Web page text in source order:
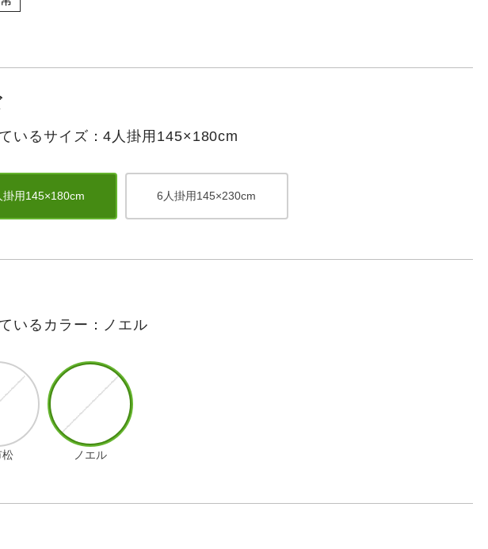
いるサイズ：4人掛用145×180cm
掛用145×180cm 6人掛用145×230cm
いるカラー：ノエル
松 ノエル